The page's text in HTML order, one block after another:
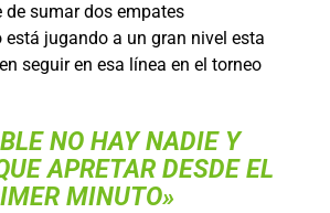
de sumar dos empates
está jugando a un gran nivel esta
seguir en esa línea en el torneo
NO HAY NADIE Y
APRETAR DESDE EL
MINUTO»